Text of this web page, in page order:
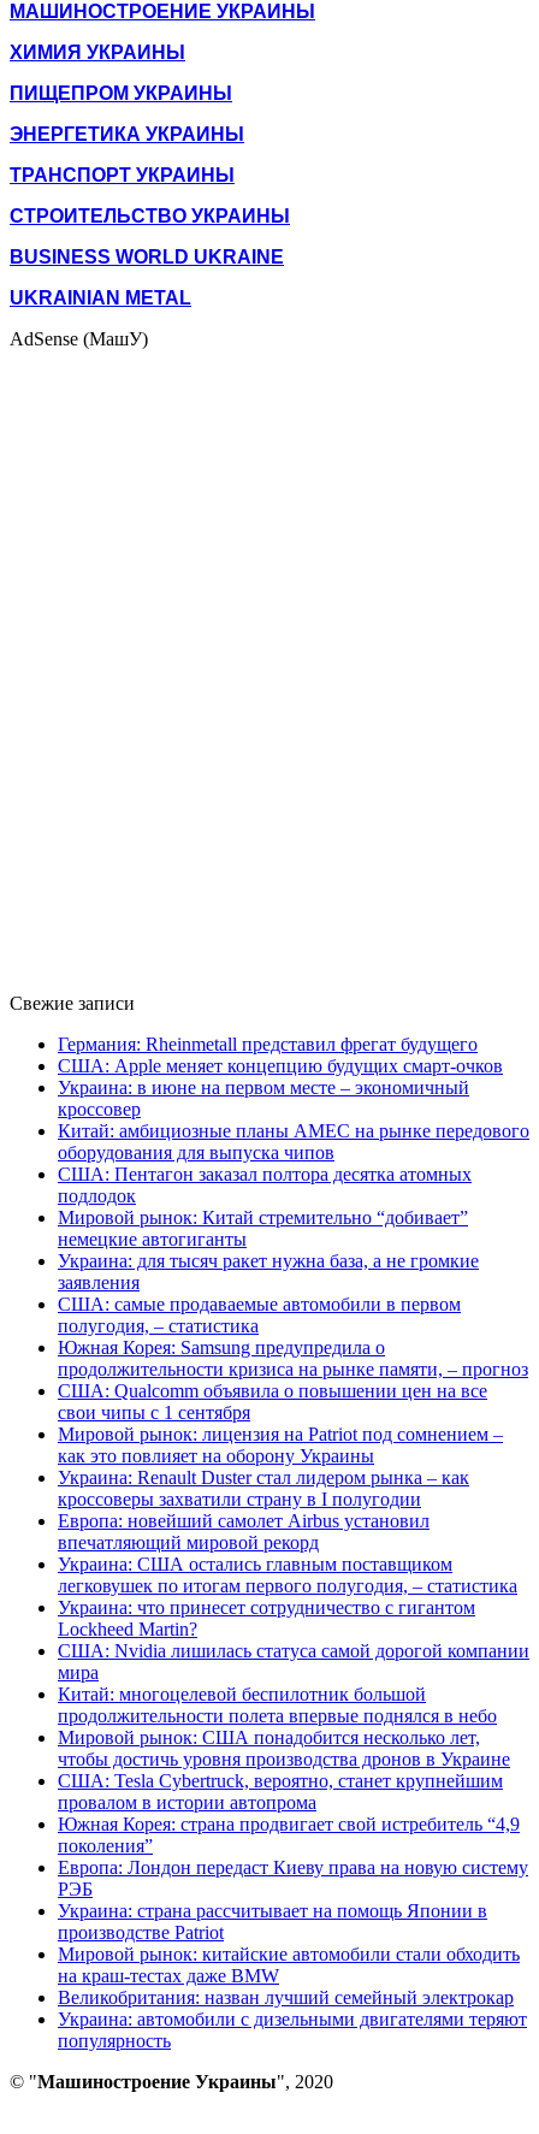
МАШИНОСТРОЕНИЕ УКРАИНЫ
ХИМИЯ УКРАИНЫ
ПИЩЕПРОМ УКРАИНЫ
ЭНЕРГЕТИКА УКРАИНЫ
ТРАНСПОРТ УКРАИНЫ
СТРОИТЕЛЬСТВО УКРАИНЫ
BUSINESS WORLD UKRAINE
UKRAINIAN METAL
AdSense (МашУ)
Свежие записи
Германия: Rheinmetall представил фрегат будущего
США: Apple меняет концепцию будущих смарт-очков
Украина: в июне на первом месте – экономичный
кроссовер
Китай: амбициозные планы AMEC на рынке передового
оборудования для выпуска чипов
США: Пентагон заказал полтора десятка атомных
подлодок
Мировой рынок: Китай стремительно “добивает”
немецкие автогиганты
Украина: для тысяч ракет нужна база, а не громкие
заявления
США: самые продаваемые автомобили в первом
полугодия, – статистика
Южная Корея: Samsung предупредила о
продолжительности кризиса на рынке памяти, – прогноз
США: Qualcomm объявила о повышении цен на все
свои чипы с 1 сентября
Мировой рынок: лицензия на Patriot под сомнением –
как это повлияет на оборону Украины
Украина: Renault Duster стал лидером рынка – как
кроссоверы захватили страну в I полугодии
Европа: новейший самолет Airbus установил
впечатляющий мировой рекорд
Украина: США остались главным поставщиком
легковушек по итогам первого полугодия, – статистика
Украина: что принесет сотрудничество с гигантом
Lockheed Martin?
США: Nvidia лишилась статуса самой дорогой компании
мира
Китай: многоцелевой беспилотник большой
продолжительности полета впервые поднялся в небо
Мировой рынок: США понадобится несколько лет,
чтобы достичь уровня производства дронов в Украине
США: Tesla Cybertruck, вероятно, станет крупнейшим
провалом в истории автопрома
Южная Корея: страна продвигает свой истребитель “4,9
поколения”
Европа: Лондон передаст Киеву права на новую систему
РЭБ
Украина: страна рассчитывает на помощь Японии в
производстве Patriot
Мировой рынок: китайские автомобили стали обходить
на краш-тестах даже BMW
Великобритания: назван лучший семейный электрокар
Украина: автомобили с дизельными двигателями теряют
популярность
© "Машиностроение Украины", 2020